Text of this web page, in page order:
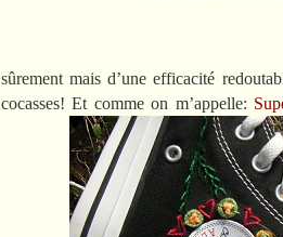
sûrement mais d’une efficacité
cocasses! Et comme on m’appelle: